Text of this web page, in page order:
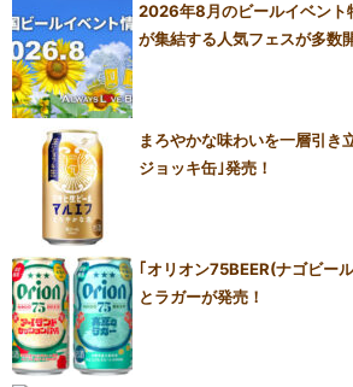
2026年8月のビールイベント
が集結する人気フェスが多数
まろやかな味わいを一層引き
ジョッキ缶｣発売！
｢オリオン75BEER(ナゴビー
とラガーが発売！